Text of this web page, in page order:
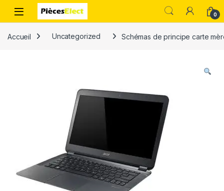
0
Accueil Uncategorized Schémas de principe carte